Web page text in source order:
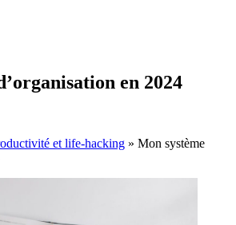
en 2024
et life-hacking » Mon système